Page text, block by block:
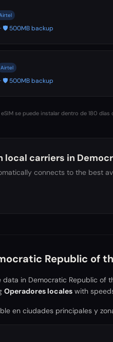
· 🛡️ 500MB backup
Airtel
· 🛡️ 500MB backup
se puede instalar dentro de 180
local carriers in
connects to the best
Republic of
data in Democratic Republic of
Operadores locales with
en ciudades principales y